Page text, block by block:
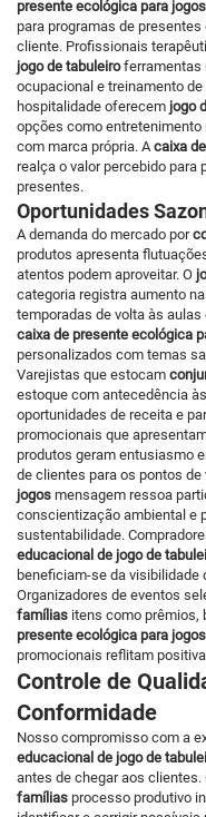
presente ecológica para jogos
para programas de
cliente. Profissionais
jogo de tabuleiroferramentas
ocupacional e treinamento
hospitalidade oferecem jogo
opções como
com marca própria. Acaixa
realça o valor percebido
presentes.
Oportunidades
A demanda do mercado por
produtos apresenta
atentos podem aproveitar. O
categoria registra aumento
temporadas de volta às
caixa de presente ecológica
personalizados com temas
Varejistas que estocam
estoque com antecedência
oportunidades de receita e
promocionais que
produtos geram entusiasmo
de clientes para os pontos de
jogos mensagem ressoa
conscientização ambiental e
sustentabilidade.
educacional de jogo de
beneficiam-se da
Organizadores de eventos
famílias itens como prêmios,
presente ecológica para jogos
promocionais reflitam
Controle de
Conformidade
Nosso compromisso com a
educacional de jogo de
antes de chegar aos clientes.
famílias processo produtivo